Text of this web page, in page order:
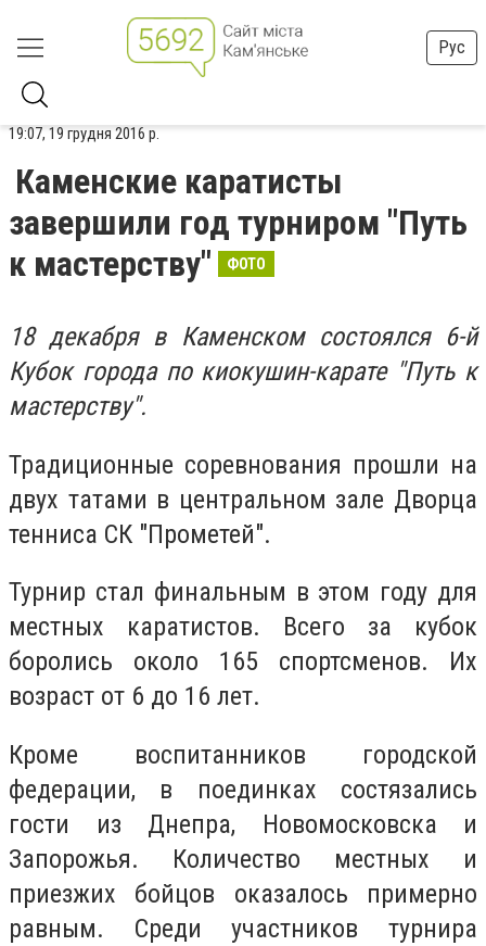
Рус
19:07, 19 грудня 2016 р.
Каменские каратисты
завершили год турниром "Путь
к мастерству"
ФОТО
18 декабря в Каменском состоялся 6-й
Кубок города по киокушин-карате "Путь к
мастерству".
Традиционные соревнования прошли на
двух татами в центральном зале Дворца
тенниса СК "Прометей".
Турнир стал финальным в этом году для
местных каратистов. Всего за кубок
боролись около 165 спортсменов. Их
возраст от 6 до 16 лет.
Кроме воспитанников городской
федерации, в поединках состязались
гости из Днепра, Новомосковска и
Запорожья. Количество местных и
приезжих бойцов оказалось примерно
равным. Среди участников турнира